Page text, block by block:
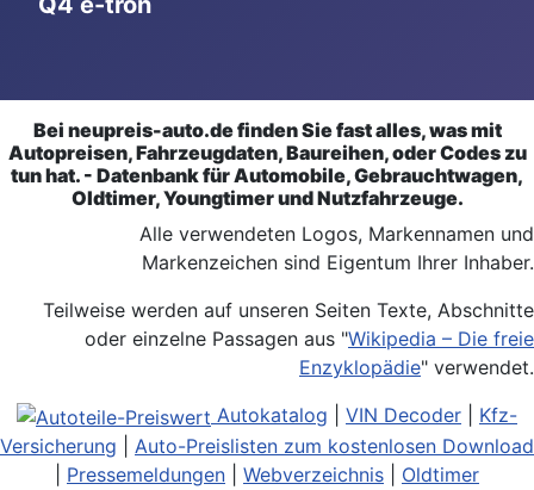
Bei neupreis-auto.de finden Sie fast alles, was mit
Autopreisen, Fahrzeugdaten, Baureihen, oder Codes zu
tun hat. - Datenbank für Automobile, Gebrauchtwagen,
Oldtimer, Youngtimer und Nutzfahrzeuge.
Alle verwendeten Logos, Markennamen und
Markenzeichen sind Eigentum Ihrer Inhaber.
Teilweise werden auf unseren Seiten Texte, Abschnitte
oder einzelne Passagen aus "Wikipedia – Die freie
Enzyklopädie" verwendet.
Autokatalog
VIN Decoder
Kfz-
Versicherung
Auto-Preislisten zum kostenlosen Download
Pressemeldungen Webverzeichnis
Oldtimer